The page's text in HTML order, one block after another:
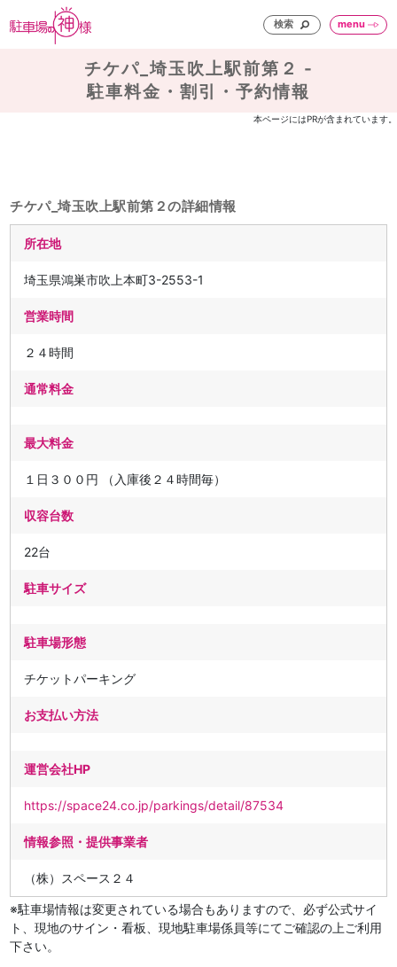
検索 menu
チケパ_埼玉吹上駅前第２ -
駐車料金・割引・予約情報
本ページにはPRが含まれています。
チケパ_埼玉吹上駅前第２の詳細情報
所在地
埼玉県鴻巣市吹上本町3-2553-1
営業時間
２４時間
通常料金
最大料金
１日３００円 （入庫後２４時間毎）
収容台数
22台
駐車サイズ
駐車場形態
チケットパーキング
お支払い方法
運営会社HP
https://space24.co.jp/parkings/detail/87534
情報参照・提供事業者
（株）スペース２４
※駐車場情報は変更されている場合もありますので、必ず公式サイ
ト、現地のサイン・看板、現地駐車場係員等にてご確認の上ご利用
下さい。